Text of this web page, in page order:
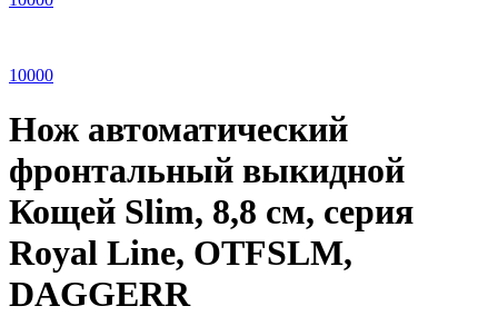
10000
Нож автоматический
фронтальный выкидной
Кощей Slim, 8,8 см, серия
Royal Line, OTFSLM,
DAGGERR